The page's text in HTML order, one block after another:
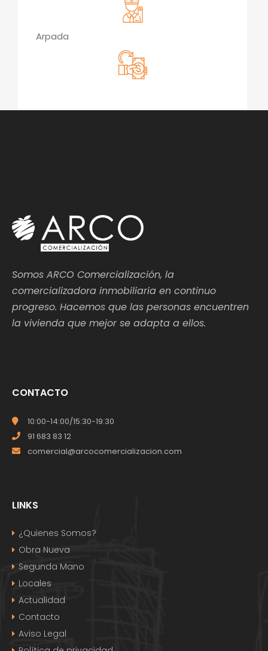
Arpada
Somos ARCO Comercialización, la
comercializadora inmobiliaria en continuo
progreso. Hacemos que las personas encuentren
la vivienda que mejor se adapta a ellos.
CONTACTO
10:00-14:00/15:30-19:30
91 683 83 12
comercial@arcocomercializacion.com
LINKS
¿Quienes Somos?
Obra Nueva
Segunda Mano
Locales
Actualidad
Contacto
Aviso Legal